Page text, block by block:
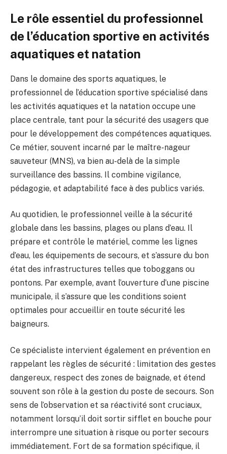
Le rôle essentiel du professionnel
de l’éducation sportive en activités
aquatiques et natation
Dans le domaine des sports aquatiques, le
professionnel de l’éducation sportive spécialisé dans
les activités aquatiques et la natation occupe une
place centrale, tant pour la sécurité des usagers que
pour le développement des compétences aquatiques.
Ce métier, souvent incarné par le maître-nageur
sauveteur (MNS), va bien au-delà de la simple
surveillance des bassins. Il combine vigilance,
pédagogie, et adaptabilité face à des publics variés.
Au quotidien, le professionnel veille à la sécurité
globale dans les bassins, plages ou plans d’eau. Il
prépare et contrôle le matériel, comme les lignes
d’eau, les équipements de secours, et s’assure du bon
état des infrastructures telles que toboggans ou
pontons. Par exemple, avant l’ouverture d’une piscine
municipale, il s’assure que les conditions soient
optimales pour accueillir en toute sécurité les
baigneurs.
Ce spécialiste intervient également en prévention en
rappelant les règles de sécurité : limitation des gestes
dangereux, respect des zones de baignade, et étend
souvent son rôle à la gestion du poste de secours. Son
sens de l’observation et sa réactivité sont cruciaux,
notamment lorsqu’il doit sortir sifflet en bouche pour
interrompre une situation à risque ou porter secours
immédiatement. Fort de sa formation spécifique, il